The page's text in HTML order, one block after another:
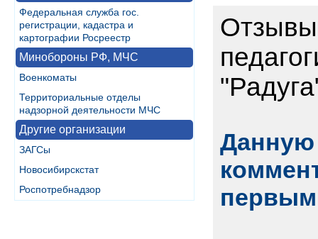
Федеральная служба гос.
регистрации, кадастра и
картографии Росреестр
Минобороны РФ, МЧС
Военкоматы
Территориальные отделы
надзорной деятельности МЧС
Другие организации
ЗАГСы
Новосибирскстат
Роспотребнадзор
Отзывы
Данную